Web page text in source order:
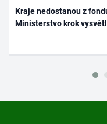
Kraje nedostanou z
Ministerstvo krok